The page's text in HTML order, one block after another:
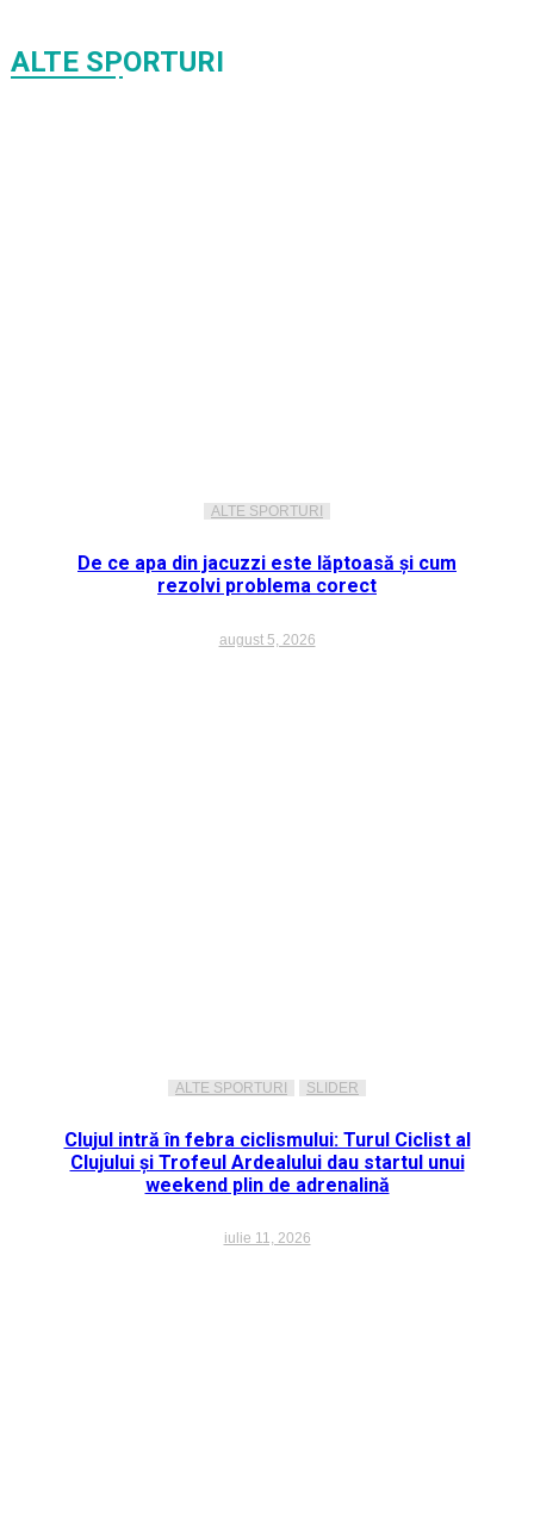
ALTE SPORTURI
ALTE SPORTURI
De ce apa din jacuzzi este lăptoasă și cum
rezolvi problema corect
august 5, 2026
ALTE SPORTURI SLIDER
Clujul intră în febra ciclismului: Turul Ciclist al
Clujului și Trofeul Ardealului dau startul unui
weekend plin de adrenalină
iulie 11, 2026